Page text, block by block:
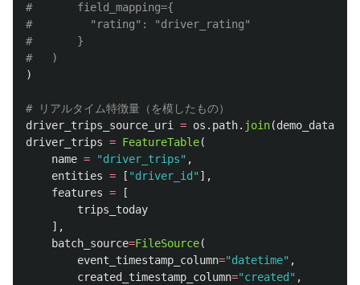
#       field_mapping={
#         "rating": "driver_rating"
#       }
)
driver_trips_source_uri
= os . path. join(
driver_trips = FeatureTable(
name = "driver_trips" ,
entities = [ "driver_id " ],
features =
[
trips_today
],
batch_source=FileSource(
event_timestamp_column="datetime" ,
created_timestamp_column="created " ,